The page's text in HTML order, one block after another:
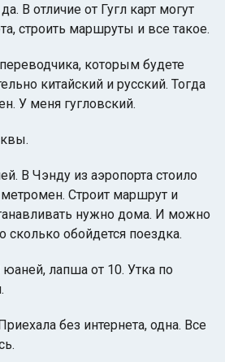
В отличие от Гугл карт могут
строить маршруты и все такое.
которым будете
китайский и русский. Тогда
У меня гугловский.
В Чэнду из аэропорта стоило
Строит маршрут и
нужно дома. И можно
сколько обойдется поездка.
лапша от 10. Утка по
без интернета, одна. Все